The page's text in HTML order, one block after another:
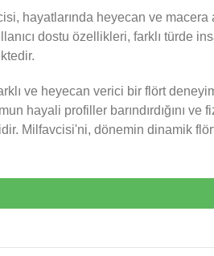
hayatlarında heyecan ve
dostu özellikleri, farklı türde
ve heyecan verici bir flört
hayali profiller barındırdığını ve
Milfavcisi'ni, dönemin dinamik